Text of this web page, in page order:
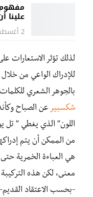
مفهوم
علينا
2 أغسطس 2026
لذلك تؤثر الاستعارات
للإدراك الواعي من
بالجوهر الشعري
شكسبيرعن الصباح
اللون” الذي يغطي ” تل
من الممكن أن يتم
هي العباءة الخمرية
معنى، لكن هذه
-بحسب الاعتقاد